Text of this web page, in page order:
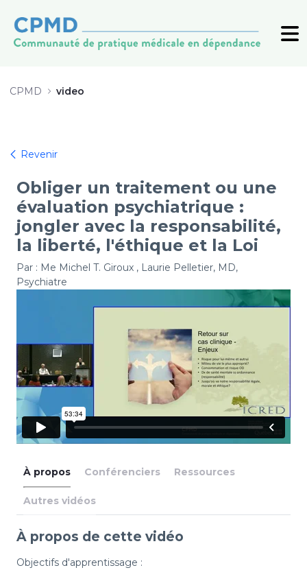
CPMD video
Revenir
Obliger un traitement ou une
évaluation psychiatrique :
jongler avec la responsabilité,
la liberté, l'éthique et la Loi
Par : Me Michel T. Giroux , Laurie Pelletier, MD,
Psychiatre
À propos Conférenciers Ressources
Autres vidéos
À propos de cette vidéo
Objectifs d'apprentissage :